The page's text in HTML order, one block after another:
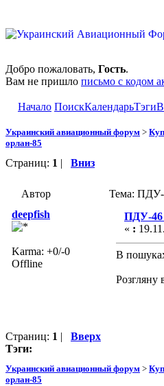
Добро пожаловать, Гость.
Вам не пришло письмо с кодом
Начало ПоискКалендарьТэги
Украинский авиационный форум >
орлан-85
Страниц: 1 | Вниз
Автор
Тема: ПДУ-
deepfish
Karma: +0/-0
Offline
ПДУ-46
« :
В
Розгляну
Страниц: 1 | Вверх
Тэги:
Украинский авиационный форум >
орлан-85